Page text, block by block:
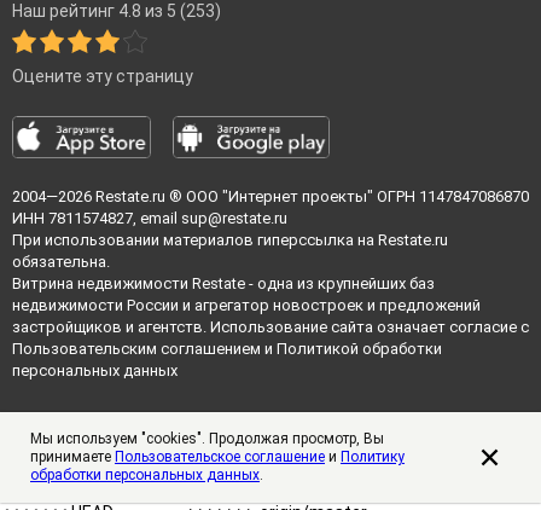
Наш рейтинг 4.8 из 5 (253)
Оцените эту страницу
2004—2026 Restate.ru ® ООО "Интернет проекты" ОГРН 1147847086870
ИНН 7811574827, email sup@restate.ru
При использовании материалов гиперссылка на Restate.ru
обязательна.
Витрина недвижимости Restate - одна из крупнейших баз
недвижимости России и агрегатор новостроек и предложений
застройщиков и агентств. Использование сайта означает согласие с
Пользовательским соглашением и Политикой обработки
персональных данных
Мы используем "cookies". Продолжая просмотр, Вы
принимаете Пользовательское соглашение и Политику
обработки персональных данных.